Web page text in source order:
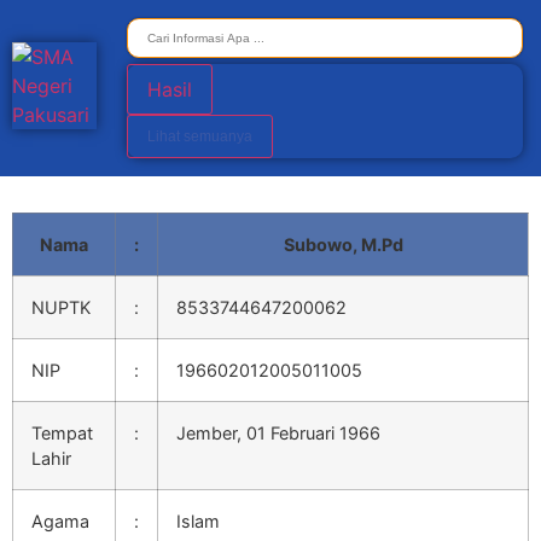
Hasil
Lihat semuanya
Nama : Subowo, M.Pd
NUPTK : 8533744647200062
NIP : 196602012005011005
Tempat
Lahir
: Jember, 01 Februari 1966
Agama : Islam